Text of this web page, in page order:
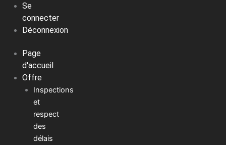
Se
connecter
Déconnexion
Page
d'accueil
Offre
Inspections
et
respect
des
délais